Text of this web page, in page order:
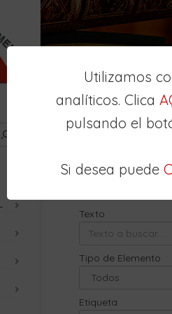
Utilizamos
analíticos. Clica
pulsando el
Si desea puede
Búsqueda
Texto
Tipo de Elemento
Etiqueta